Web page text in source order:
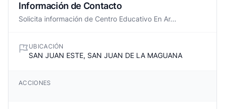
Información de Contacto
Solicita información de Centro Educativo En Ar...
UBICACIÓN
SAN JUAN ESTE, SAN JUAN DE LA MAGUANA
ACCIONES